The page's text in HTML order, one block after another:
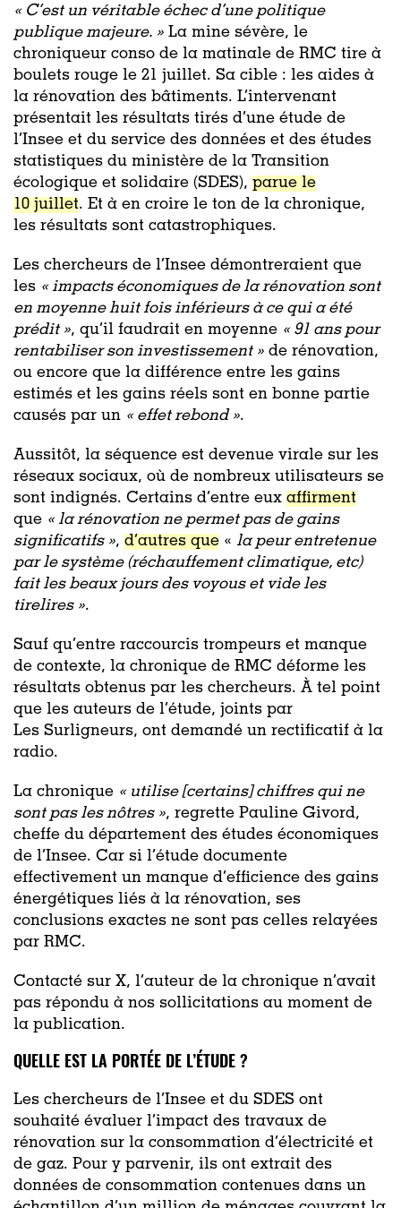
« C’est un véritable échec d’une politique
publique majeure. » La mine sévère, le
chroniqueur conso de la matinale de RMC tire à
boulets rouge le 21 juillet. Sa cible : les aides à
la rénovation des bâtiments. L’intervenant
présentait les résultats tirés d’une étude de
l’Insee et du service des données et des études
statistiques du ministère de la Transition
écologique et solidaire (SDES), parue le
10 juillet. Et à en croire le ton de la chronique,
les résultats sont catastrophiques.
Les chercheurs de l’Insee démontreraient que
les « impacts économiques de la rénovation sont
en moyenne huit fois inférieurs à ce qui a été
prédit », qu’il faudrait en moyenne « 91 ans pour
rentabiliser son investissement » de rénovation,
ou encore que la différence entre les gains
estimés et les gains réels sont en bonne partie
causés par un « effet rebond ».
Aussitôt, la séquence est devenue virale sur les
réseaux sociaux, où de nombreux utilisateurs se
sont indignés. Certains d’entre eux affirment
que « la rénovation ne permet pas de gains
significatifs », d’autres que « la peur entretenue
par le système (réchauffement climatique, etc)
fait les beaux jours des voyous et vide les
tirelires ».
Sauf qu’entre raccourcis trompeurs et manque
de contexte, la chronique de RMC déforme les
résultats obtenus par les chercheurs. À tel point
que les auteurs de l’étude, joints par
Les Surligneurs, ont demandé un rectificatif à la
radio.
La chronique « utilise [certains] chiffres qui ne
sont pas les nôtres », regrette Pauline Givord,
cheffe du département des études économiques
de l’Insee. Car si l’étude documente
effectivement un manque d’efficience des gains
énergétiques liés à la rénovation, ses
conclusions exactes ne sont pas celles relayées
par RMC.
Contacté sur X, l’auteur de la chronique n’avait
pas répondu à nos sollicitations au moment de
la publication.
QUELLE EST LA PORTÉE DE L’ÉTUDE ?
Les chercheurs de l’Insee et du SDES ont
souhaité évaluer l’impact des travaux de
rénovation sur la consommation d’électricité et
de gaz. Pour y parvenir, ils ont extrait des
données de consommation contenues dans un